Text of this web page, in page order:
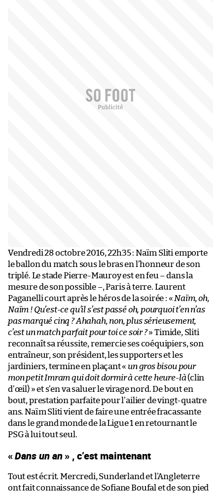
Vendredi 28 octobre 2016, 22h35 : Naïm Sliti emporte
le ballon du match sous le bras en l’honneur de son
triplé. Le stade Pierre-Mauroy est en feu – dans la
mesure de son possible –, Paris à terre. Laurent
Paganelli court après le héros de la soirée : « Naïm, oh,
Naïm ! Qu’est-ce qu’il s’est passé oh, pourquoi t’en n’as
pas marqué cinq ? Ahahah, non, plus sérieusement,
c’est un match parfait pour toi ce soir ?» Timide, Sliti
reconnaît sa réussite, remercie ses coéquipiers, son
entraîneur, son président, les supporters et les
jardiniers, termine en plaçant «un gros bisou pour
mon petit Imram qui doit dormir à cette heure-là(clin
d’œil) » et s’en va saluer le virage nord. De bout en
bout, prestation parfaite pour l’ailier de vingt-quatre
ans. Naïm Sliti vient de faire une entrée fracassante
dans le grand monde de la Ligue 1 en retournant le
PSG à lui tout seul.
«Dans un an» , c’est maintenant
Tout est écrit. Mercredi, Sunderland et l’Angleterre
ont fait connaissance de Sofiane Boufal et de son pied